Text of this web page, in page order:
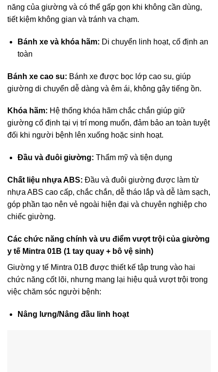
năng của giường và có thể gấp gọn khi không cần dùng,
tiết kiệm không gian và tránh va chạm.
Bánh xe và khóa hãm: Di chuyển linh hoạt, cố định an
toàn
Bánh xe cao su: Bánh xe được bọc lớp cao su, giúp
giường di chuyển dễ dàng và êm ái, không gây tiếng ồn.
Khóa hãm: Hệ thống khóa hãm chắc chắn giúp giữ
giường cố định tại vị trí mong muốn, đảm bảo an toàn tuyệt
đối khi người bệnh lên xuống hoặc sinh hoạt.
Đầu và đuôi giường: Thẩm mỹ và tiện dụng
Chất liệu nhựa ABS: Đầu và đuôi giường được làm từ
nhựa ABS cao cấp, chắc chắn, dễ tháo lắp và dễ làm sạch,
góp phần tạo nên vẻ ngoài hiện đại và chuyên nghiệp cho
chiếc giường.
Các chức năng chính và ưu điểm vượt trội của giường
y tế Mintra 01B (1 tay quay + bô vệ sinh)
Giường y tế Mintra 01B được thiết kế tập trung vào hai
chức năng cốt lõi, nhưng mang lại hiệu quả vượt trội trong
việc chăm sóc người bệnh:
Nâng lưng/Nâng đầu linh hoạt